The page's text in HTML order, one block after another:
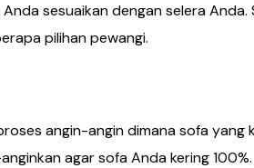
sesuaikan dengan selera Anda.
pilihan pewangi.
angin-angin dimana sofa yang
agar sofa Anda kering